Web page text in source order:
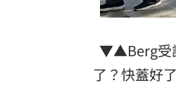
▼▲Berg受
了？快蓋好